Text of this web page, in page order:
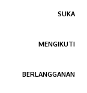
SUKA
MENGIKUTI
BERLANGGANAN